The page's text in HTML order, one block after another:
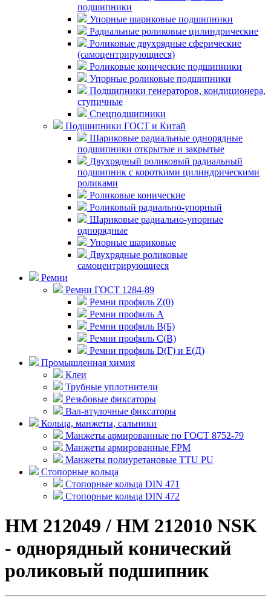
подшипники
Упорные шариковые подшипники
Радиальные роликовые цилиндрические
Роликовые двухрядные сферические
(самоцентрирующиеся)
Роликовые конические подшипники
Упорные роликовые подшипники
Подшипники генераторов, кондиционера,
ступичные
Спецподшипники
Подшипники ГОСТ и Китай
Шариковые радиальные однорядные
подшипники открытые и закрытые
Двухрядный роликовый радиальный
подшипник с короткими цилиндрическими
роликами
Роликовые конические
Роликовый радиально-упорный
Шариковые радиально-упорные
однорядные
Упорные шариковые
Двухрядные роликовые
самоцентрирующиеся
Ремни
Ремни ГОСТ 1284-89
Ремни профиль Z(0)
Ремни профиль А
Ремни профиль В(Б)
Ремни профиль С(В)
Ремни профиль D(Г) и E(Д)
Промышленная химия
Клеи
Трубные уплотнители
Резьбовые фиксаторы
Вал-втулочные фиксаторы
Кольца, манжеты, сальники
Манжеты армированные по ГОСТ 8752-79
Манжеты армированные FPM
Манжеты полиуретановые TTU PU
Стопорные кольца
Стопорные кольца DIN 471
Стопорные кольца DIN 472
HM 212049 / HM 212010 NSK
- однорядный конический
роликовый подшипник